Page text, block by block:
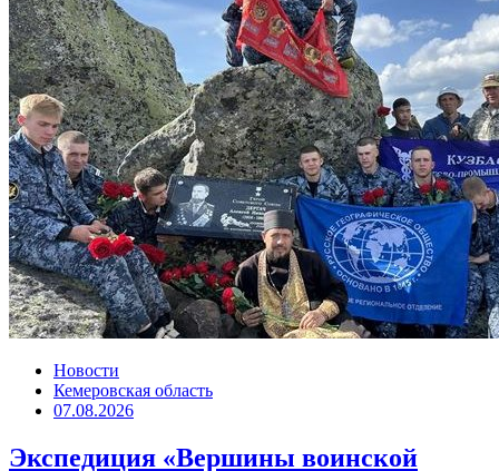
Новости
Кемеровская область
07.08.2026
Экспедиция «Вершины воинской